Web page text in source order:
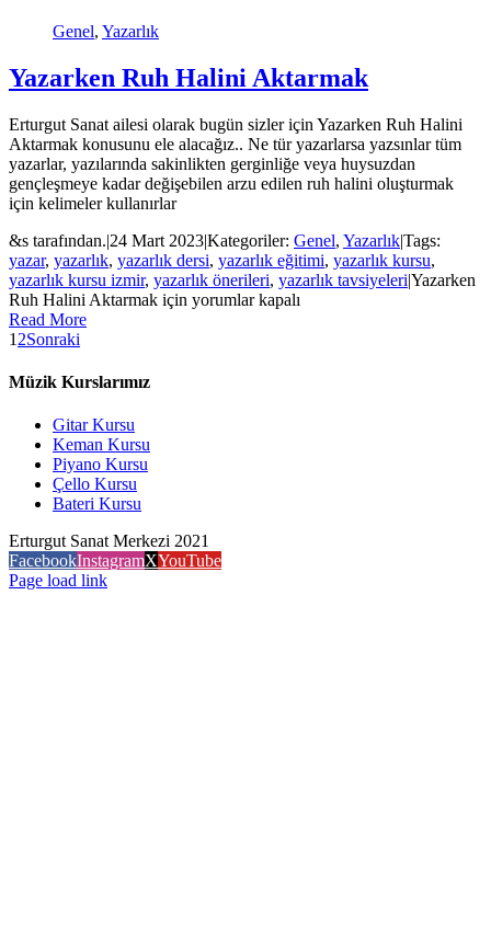
Genel, Yazarlık
Yazarken Ruh Halini Aktarmak
Erturgut Sanat ailesi olarak bugün sizler için Yazarken Ruh Halini
Aktarmak konusunu ele alacağız.. Ne tür yazarlarsa yazsınlar tüm
yazarlar, yazılarında sakinlikten gerginliğe veya huysuzdan
gençleşmeye kadar değişebilen arzu edilen ruh halini oluşturmak
için kelimeler kullanırlar
&s tarafından.|24 Mart 2023|Kategoriler: Genel, Yazarlık|Tags:
yazar, yazarlık, yazarlık dersi, yazarlık eğitimi, yazarlık kursu,
yazarlık kursu izmir, yazarlık önerileri, yazarlık tavsiyeleri|Yazarken
Ruh Halini Aktarmak için yorumlar kapalı
Read More
1 2Sonraki
Müzik Kurslarımız
Gitar Kursu
Keman Kursu
Piyano Kursu
Çello Kursu
Bateri Kursu
Erturgut Sanat Merkezi 2021
FacebookInstagramXYouTube
Page load link